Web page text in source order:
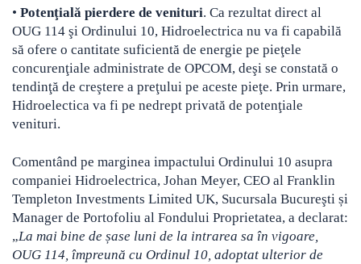
• Potenţială pierdere de venituri. Ca rezultat direct al
OUG 114 şi Ordinului 10, Hidroelectrica nu va fi capabilă
să ofere o cantitate suficientă de energie pe pieţele
concurenţiale administrate de OPCOM, deşi se constată o
tendinţă de creştere a preţului pe aceste pieţe. Prin urmare,
Hidroelectica va fi pe nedrept privată de potenţiale
venituri.
Comentând pe marginea impactului Ordinului 10 asupra
companiei Hidroelectrica, Johan Meyer, CEO al Franklin
Templeton Investments Limited UK, Sucursala Bucureşti și
Manager de Portofoliu al Fondului Proprietatea, a declarat:
„La mai bine de șase luni de la intrarea sa în vigoare,
OUG 114, împreună cu Ordinul 10, adoptat ulterior de